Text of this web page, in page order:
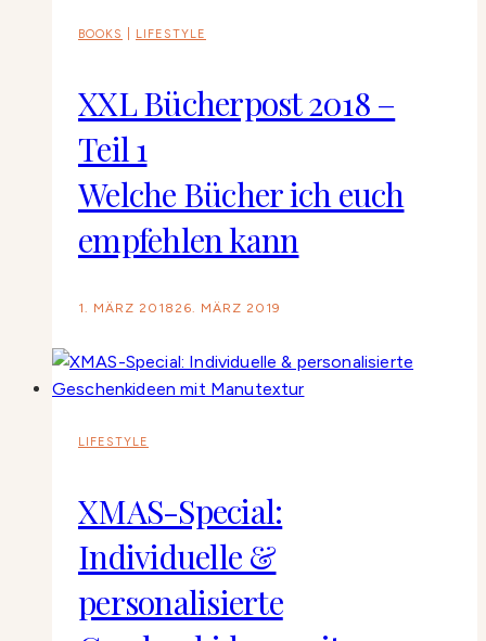
BOOKS LIFESTYLE
XXL Bücherpost 2018 –
Teil 1
Welche Bücher ich euch
empfehlen kann
1. MÄRZ 2018 26. MÄRZ 2019
LIFESTYLE
XMAS-Special:
Individuelle &
personalisierte